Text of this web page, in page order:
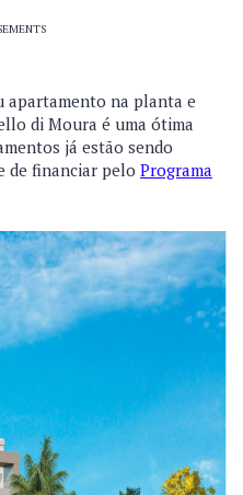
apartamento na planta e
di Moura é uma ótima
já estão sendo
de financiar pelo Programa